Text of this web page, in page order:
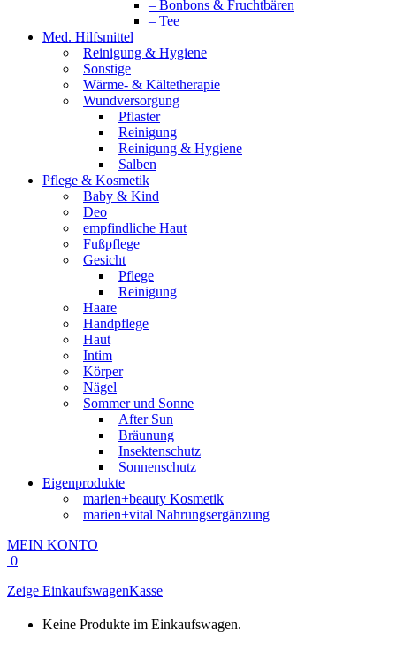
– Bonbons & Fruchtbären
– Tee
Med. Hilfsmittel
Reinigung & Hygiene
Sonstige
Wärme- & Kältetherapie
Wundversorgung
Pflaster
Reinigung
Reinigung & Hygiene
Salben
Pflege & Kosmetik
Baby & Kind
Deo
empfindliche Haut
Fußpflege
Gesicht
Pflege
Reinigung
Haare
Handpflege
Haut
Intim
Körper
Nägel
Sommer und Sonne
After Sun
Bräunung
Insektenschutz
Sonnenschutz
Eigenprodukte
marien+beauty Kosmetik
marien+vital Nahrungsergänzung
MEIN KONTO
0
Zeige EinkaufswagenKasse
Keine Produkte im Einkaufswagen.